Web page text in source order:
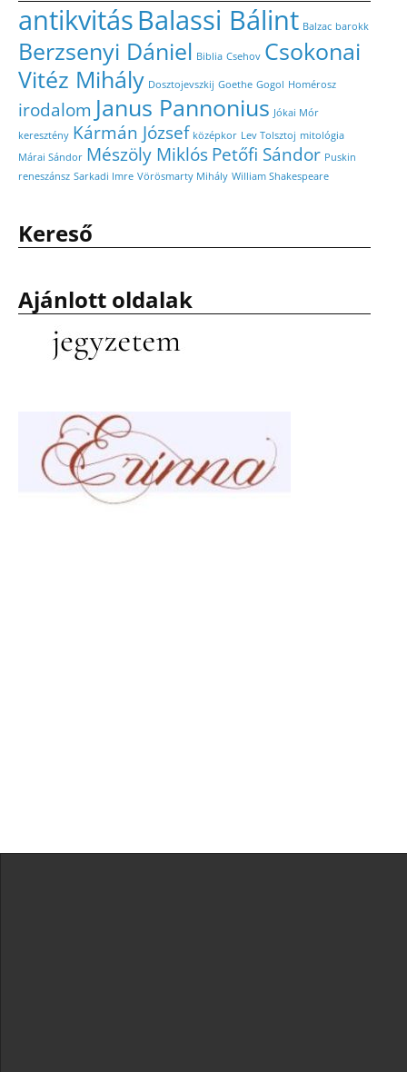
antikvitásBalassi Bálint Balzac barokk
Berzsenyi Dániel Biblia Csehov Csokonai
Vitéz Mihály Dosztojevszkij Goethe Gogol Homérosz
irodalom Janus Pannonius Jókai Mór
keresztény Kármán József középkor Lev Tolsztoj mitológia
Márai Sándor Mészöly MiklósPetőfi Sándor Puskin
reneszánsz Sarkadi Imre Vörösmarty Mihály William Shakespeare
Kereső
Ajánlott oldalak